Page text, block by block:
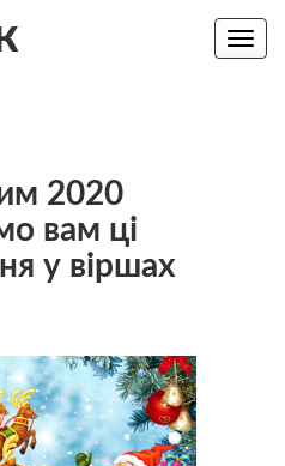
Toggle
2020
вам ці
у віршах